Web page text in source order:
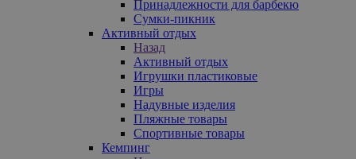
Принадлежности для барбекю
Сумки-пикник
Активный отдых
Назад
Активный отдых
Игрушки пластиковые
Игры
Надувные изделия
Пляжные товары
Спортивные товары
Кемпинг